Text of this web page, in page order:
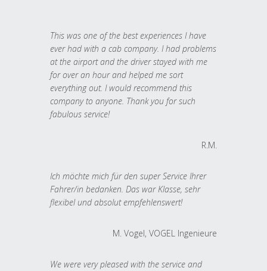
This was one of the best experiences I have
ever had with a cab company. I had problems
at the airport and the driver stayed with me
for over an hour and helped me sort
everything out. I would recommend this
company to anyone. Thank you for such
fabulous service!
R.M.
Ich möchte mich für den super Service Ihrer
Fahrer/in bedanken. Das war Klasse, sehr
flexibel und absolut empfehlenswert!
M. Vogel, VOGEL Ingenieure
We were very pleased with the service and